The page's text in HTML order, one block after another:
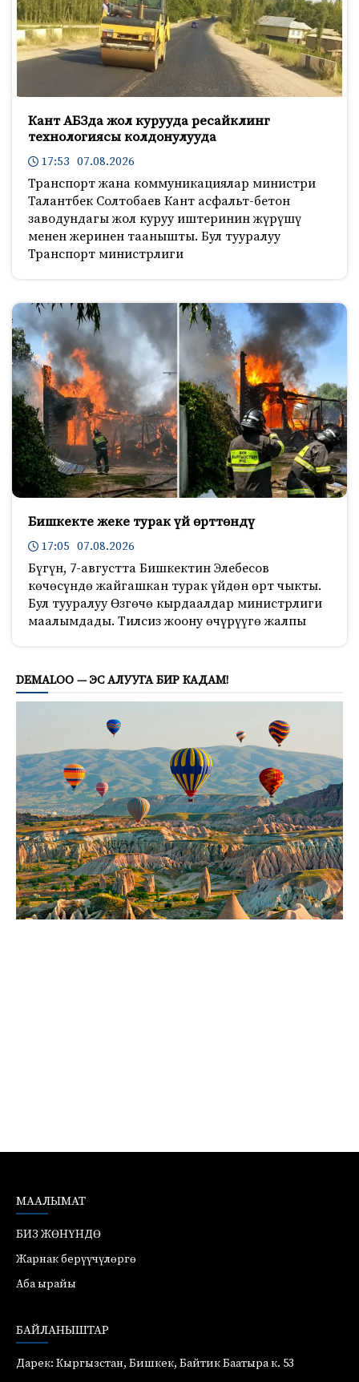
Кант АБЗда жол курууда ресайклинг
технологиясы колдонулууда
17:53 07.08.2026
Транспорт жана коммуникациялар министри
Талантбек Солтобаев Кант асфальт-бетон
заводундагы жол куруу иштеринин жүрүшү
менен жеринен таанышты. Бул тууралуу
Транспорт министрлиги
Бишкекте жеке турак үй өрттөндү
17:05 07.08.2026
Бүгүн, 7-августта Бишкектин Элебесов
көчөсүндө жайгашкан турак үйдөн өрт чыкты.
Бул тууралуу Өзгөчө кырдаалдар министрлиги
маалымдады. Тилсиз жоону өчүрүүгө жалпы
DEMALOO — ЭС АЛУУГА БИР КАДАМ!
МААЛЫМАТ
БИЗ ЖӨНҮНДӨ
Жарнак берүүчүлөргө
Аба ырайы
БАЙЛАНЫШТАР
Дарек: Кыргызстан, Бишкек, Байтик Баатыра к. 53